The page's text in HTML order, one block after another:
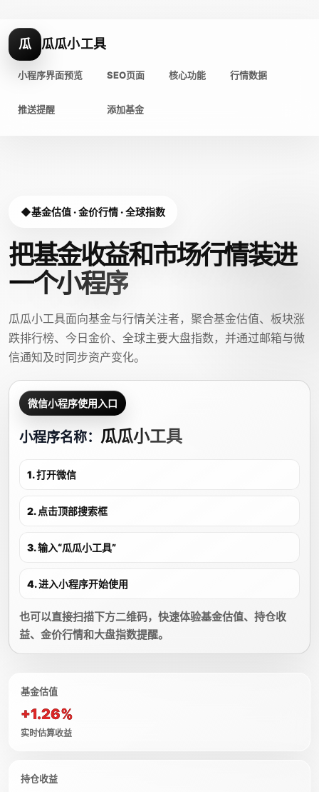
瓜 瓜瓜小工具
小程序界面预览 SEO页面 核心功能 行情数据
推送提醒 添加基金
基金估值 · 金价行情 · 全球指数
把基金收益和市场行情装进
一个小程序
瓜瓜小工具面向基金与行情关注者，聚合基金估值、板块涨
跌排行榜、今日金价、全球主要大盘指数，并通过邮箱与微
信通知及时同步资产变化。
微信小程序使用入口
小程序名称： 瓜瓜小工具
1. 打开微信
2. 点击顶部搜索框
3. 输入“瓜瓜小工具”
4. 进入小程序开始使用
也可以直接扫描下方二维码，快速体验基金估值、持仓收
益、金价行情和大盘指数提醒。
基金估值
+1.26%
实时估算收益
持仓收益